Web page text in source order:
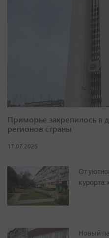
Приморье закрепилось в
регионов страны
17.07.2026
От
курорта:
Новый